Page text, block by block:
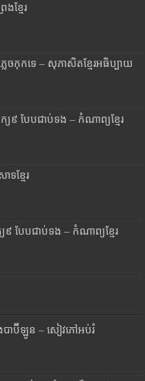
ខ្មែរ
េចកុកទេ – សុភាសិតខ្មែរអធិប្បាយ
៩ បែបជាប់ទង – កំណាព្យខ្មែរ
ទខ្មែរ
បែបជាប់ទង – កំណាព្យខ្មែរ
បាប៊ីឡូន – សៀវភៅអប់រំ